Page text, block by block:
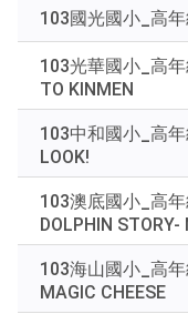
103國光國小_高
103光華國小_高
TO KINMEN
103中和國小_高
LOOK!
103澳底國小_高
DOLPHIN STORY-
103海山國小_高
MAGIC CHEESE